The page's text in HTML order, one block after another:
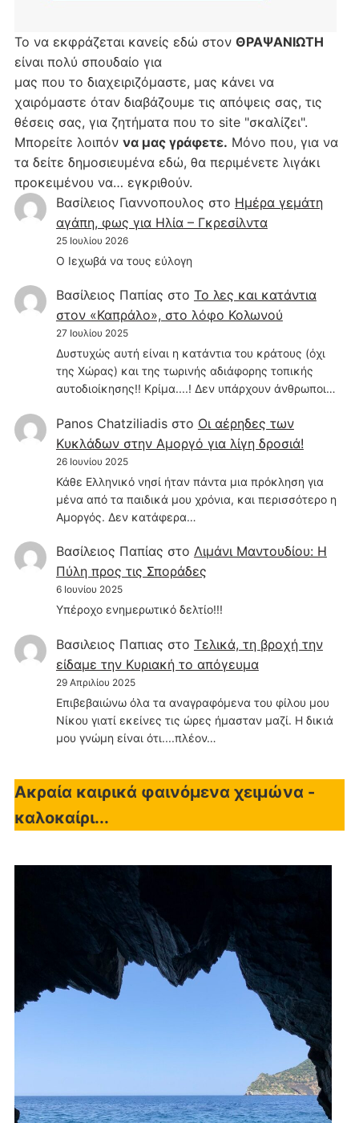
Το να εκφράζεται κανείς εδώ στον ΘΡΑΨΑΝΙΩΤΗ
είναι πολύ σπουδαίο για
μας που το διαχειριζόμαστε, μας κάνει να
χαιρόμαστε όταν διαβάζουμε τις απόψεις σας, τις
θέσεις σας, για ζητήματα που το site "σκαλίζει".
Μπορείτε λοιπόν να μας γράφετε. Μόνο που, για να
τα δείτε δημοσιευμένα εδώ, θα περιμένετε λιγάκι
προκειμένου να… εγκριθούν.
Βασίλειος Γιαννοπουλος στο Hμέρα γεμάτη
αγάπη, φως για Ηλία – Γκρεσίλντα
25 Ιουλίου 2026
Ο Ιεχωβά να τους εύλογη
Βασίλειος Παπίας στο Το λες και κατάντια
στον «Καπράλο», στο λόφο Κολωνού
27 Ιουλίου 2025
Δυστυχώς αυτή είναι η κατάντια του κράτους (όχι
της Χώρας) και της τωρινής αδιάφορης τοπικής
αυτοδιοίκησης!! Κρίμα....! Δεν υπάρχουν άνθρωποι…
Panos Chatziliadisστο Οι αέρηδες των
Κυκλάδων στην Αμοργό για λίγη δροσιά!
26 Ιουνίου 2025
Κάθε Ελληνικό νησί ήταν πάντα μια πρόκληση για
μένα από τα παιδικά μου χρόνια, και περισσότερο η
Αμοργός. Δεν κατάφερα…
Βασίλειος Παπίας στο Λιμάνι Μαντουδίου: Η
Πύλη προς τις Σποράδες
6 Ιουνίου 2025
Υπέροχο ενημερωτικό δελτίο!!!
Βασιλειος Παπιας στο Τελικά, τη βροχή την
είδαμε την Κυριακή το απόγευμα
29 Απριλίου 2025
Επιβεβαιώνω όλα τα αναγραφόμενα του φίλου μου
Νίκου γιατί εκείνες τις ώρες ήμασταν μαζί. Η δικιά
μου γνώμη είναι ότι....πλέον…
Ακραία καιρικά φαινόμενα χειμώνα -
καλοκαίρι...